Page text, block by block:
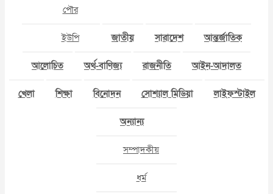
পৌর
ইউপি জাতীয় সারাদেশ আন্তর্জাতিক
আলোচিত অর্থ-বাণিজ্য রাজনীতি আইন-আদালত
খেলা শিক্ষা বিনোদন সোশ্যাল মিডিয়া লাইফস্টাইল
অন্যান্য
সম্পাদকীয়
ধর্ম